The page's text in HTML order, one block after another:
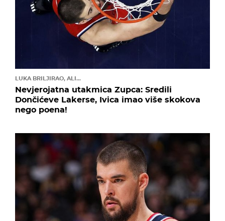
LUKA BRILJIRAO, ALI...
Nevjerojatna utakmica Zupca: Sredili
Dončićeve Lakerse, Ivica imao više skokova
nego poena!